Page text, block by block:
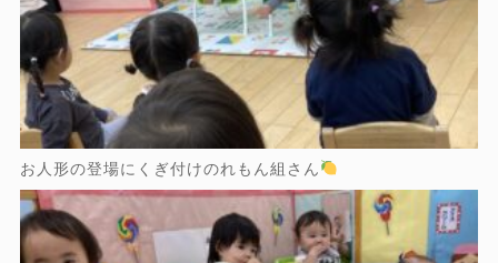
お人形の登場にくぎ付けのれもん組さん